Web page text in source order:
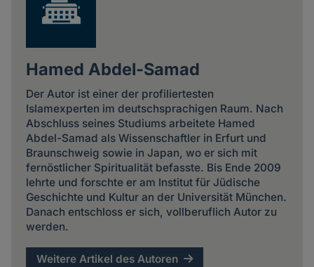
Hamed Abdel-Samad
Der Autor ist einer der profiliertesten
Islamexperten im deutschsprachigen Raum. Nach
Abschluss seines Studiums arbeitete Hamed
Abdel-Samad als Wissenschaftler in Erfurt und
Braunschweig sowie in Japan, wo er sich mit
fernöstlicher Spiritualität befasste. Bis Ende 2009
lehrte und forschte er am Institut für Jüdische
Geschichte und Kultur an der Universität München.
Danach entschloss er sich, vollberuflich Autor zu
werden.
Weitere Artikel des Autoren